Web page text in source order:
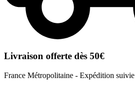
Livraison offerte dès 50€
France Métropolitaine - Expédition suivie